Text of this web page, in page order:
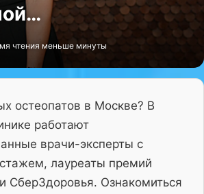
чтения меньше минуты
остеопатов в Москве? В
работают
врачи-эксперты с
лауреаты премий
СберЗдоровья. Ознакомиться